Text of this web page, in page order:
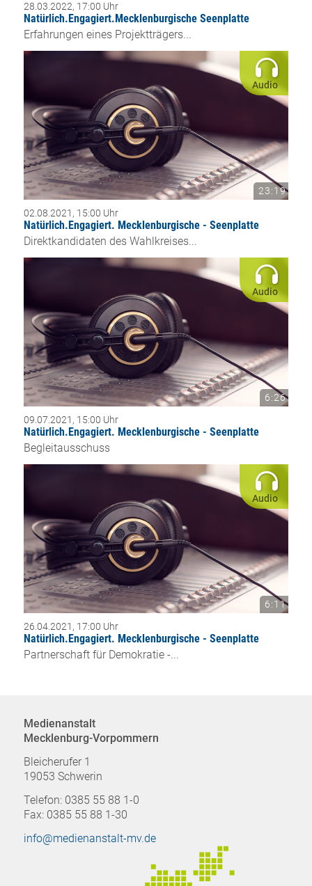
28.03.2022, 17:00 Uhr
Natürlich.Engagiert.Mecklenburgische Seenplatte
Erfahrungen eines Projektträgers...
Audio
23:19
02.08.2021, 15:00 Uhr
Natürlich.Engagiert. Mecklenburgische - Seenplatte
Direktkandidaten des Wahlkreises...
Audio
6:26
09.07.2021, 15:00 Uhr
Natürlich.Engagiert. Mecklenburgische - Seenplatte
Begleitausschuss
Audio
6:11
26.04.2021, 17:00 Uhr
Natürlich.Engagiert. Mecklenburgische - Seenplatte
Partnerschaft für Demokratie -...
Medienanstalt
Mecklenburg-Vorpommern
Bleicherufer 1
19053 Schwerin
Telefon: 0385 55 88 1-0
Fax: 0385 55 88 1-30
info@medienanstalt-mv.de